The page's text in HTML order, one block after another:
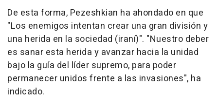
De esta forma, Pezeshkian ha ahondado en que
"Los enemigos intentan crear una gran división y
una herida en la sociedad (iraní)". "Nuestro deber
es sanar esta herida y avanzar hacia la unidad
bajo la guía del líder supremo, para poder
permanecer unidos frente a las invasiones", ha
indicado.